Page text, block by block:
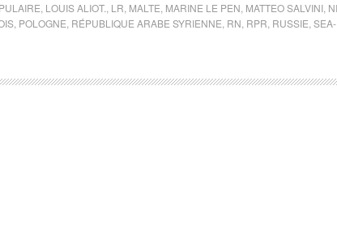
LOUIS ALIOT. LR MALTE MARINE LE PEN MATTEO SALVINI
POLOGNE RÉPUBLIQUE ARABE SYRIENNE RN RPR RUSSIE